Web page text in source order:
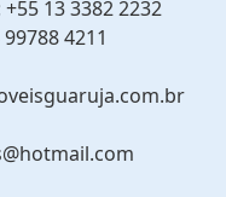
13 3382 2232
4211